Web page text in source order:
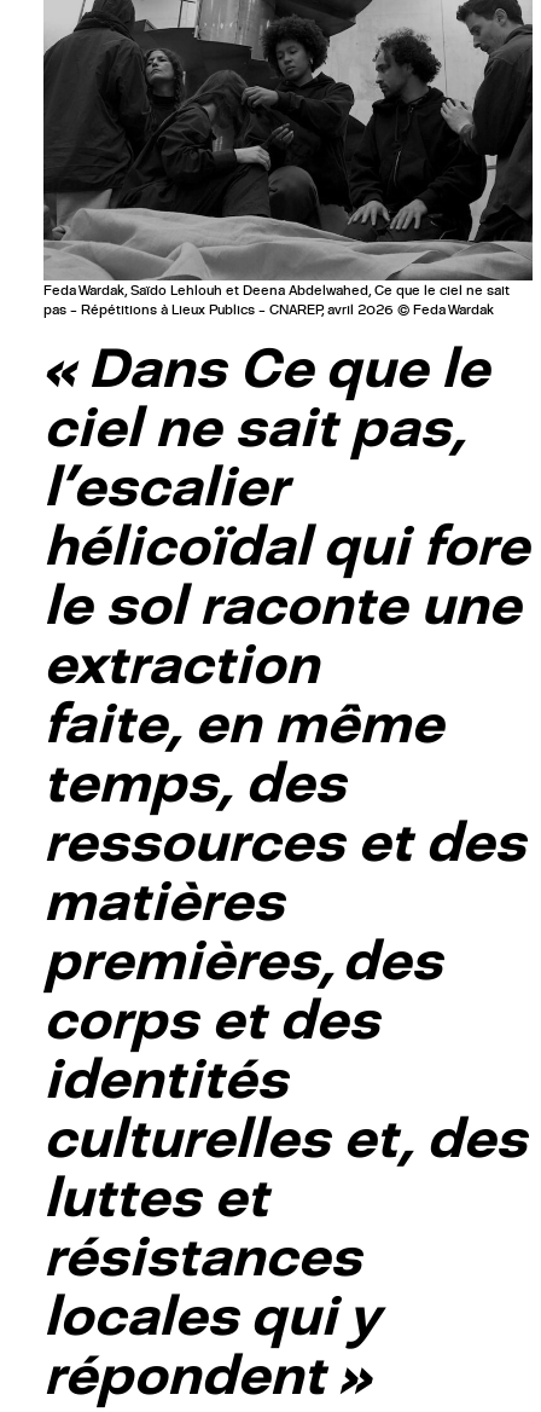
Feda Wardak, Saïdo Lehlouh et Deena Abdelwahed, Ce que le ciel ne sait
pas – Répétitions à Lieux Publics – CNAREP, avril 2026 © Feda Wardak
« Dans Ce que le
ciel ne sait pas,
l’escalier
hélicoïdal qui fore
le sol raconte une
extraction
faite, en même
temps, des
ressources et des
matières
premières, des
corps et des
identités
culturelles et, des
luttes et
résistances
locales qui y
répondent»